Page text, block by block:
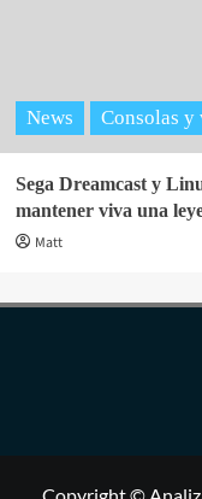
News Consolas y
Sega Dreamcast y
mantener viva una
Matt